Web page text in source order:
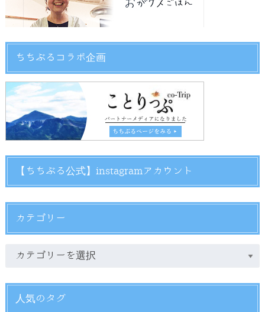
ちちぶるコラボ企画
【ちちぶる公式】instagramアカウント
カテゴリー
人気のタグ